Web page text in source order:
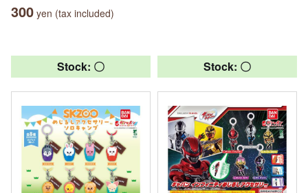
300 yen (tax included)
Stock: 〇 Stock: 〇